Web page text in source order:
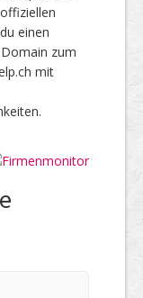
einen
zum
mit